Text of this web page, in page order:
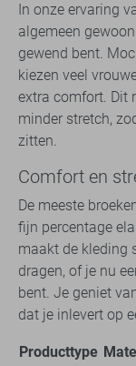
In onze ervaring
algemeen
gewend bent.
kiezen veel
extra comfort. Dit
minder stretch,
zitten.
Comfort en
De meeste
fijn percentage
maakt de kleding
dragen, of je nu
bent. Je geniet
dat je inlevert op
Producttype